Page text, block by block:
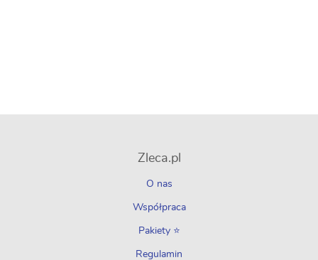
Zleca.pl
O nas
Współpraca
Pakiety ⭐
Regulamin